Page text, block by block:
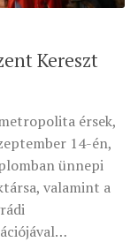
Kereszt
érsek,
14-én,
ünnepi
valamint a